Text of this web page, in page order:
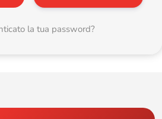
la tua password?